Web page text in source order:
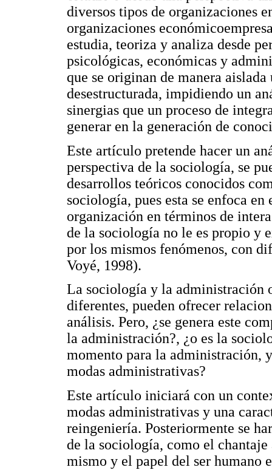
diversos tipos de organizaciones
organizaciones
estudia, teoriza y analiza desde
psicológicas, económicas y
que se originan de manera
desestructurada, impidiendo un
sinergias que un proceso de
generar en la generación de
Este artículo pretende hacer un
perspectiva de la sociología, se
desarrollos teóricos conocidos
sociología, pues esta se enfoca
organización en términos de
de la sociología no le es propio y
por los mismos fenómenos, con
Voyé, 1998).
La sociología y la administración
diferentes, pueden ofrecer
análisis. Pero, ¿se genera este
la administración?, ¿o es la
momento para la administración,
modas administrativas?
Este artículo iniciará con un
modas administrativas y una
reingeniería. Posteriormente se
de la sociología, como el
mismo y el papel del ser humano